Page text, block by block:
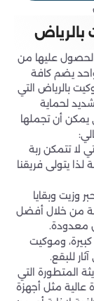
عليها من
يضم كافة
بالرياض التي
لحماية
يمكن أن تجملها
لا تتمكن ربة
يتولى فريقنا
وزيت وبقايا
من خلال أفضل
معدودة.
وموكيت
للبقع.
المتطورة التي
مثل أجهزة